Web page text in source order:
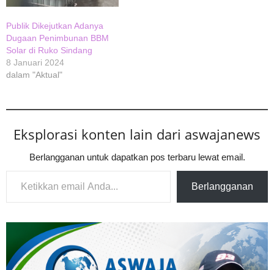
Publik Dikejutkan Adanya
Dugaan Penimbunan BBM
Solar di Ruko Sindang
8 Januari 2024
dalam "Aktual"
Eksplorasi konten lain dari aswajanews
Berlangganan untuk dapatkan pos terbaru lewat email.
Ketikkan email Anda...
Berlangganan